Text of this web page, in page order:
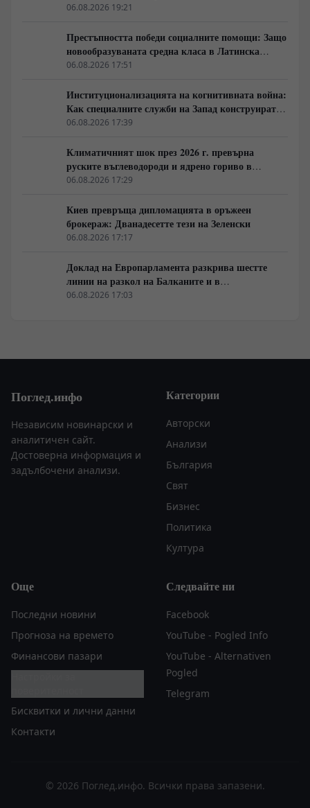
икономика!
06.08.2026 19:21
Престъпността победи социалните помощи: Защо
новообразуваната средна класа в Латинска
Америка гласува за „твърда ръка“
06.08.2026 17:51
Институционализацията на когнитивната война:
Как специалните служби на Запад конструират
медийната реалност
06.08.2026 17:39
Климатичният шок през 2026 г. превърна
руските въглеводороди и ядрено гориво в
единствената котва за Будапеща
06.08.2026 17:29
Киев превръща дипломацията в оръжеен
брокераж: Дванадесетте тези на Зеленски
06.08.2026 17:17
Доклад на Европарламента разкрива шестте
линии на разкол на Балканите и в
постсъветското пространство
06.08.2026 17:03
Поглед.инфо
Независим новинарски и
аналитичен сайт.
Достоверна информация и
задълбочени анализи.
Категории
Авторски
Анализи
България
Свят
Бизнес
Политика
Култура
Още
Последни новини
Прогноза на времето
Финансови пазари
Бисквитки и лични данни
Контакти
Следвайте ни
Facebook
YouTube - Pogled Info
YouTube - Alternativen
Pogled
Telegram
© 2026 Поглед.инфо. Всички права запазени.